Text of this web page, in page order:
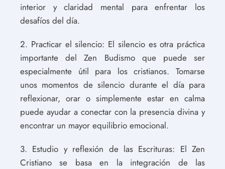
interior y claridad mental para enfrentar los
desafíos del día.
2. Practicar el silencio: El silencio es otra práctica
importante del Zen Budismo que puede ser
especialmente útil para los cristianos. Tomarse
unos momentos de silencio durante el día para
reflexionar, orar o simplemente estar en calma
puede ayudar a conectar con la presencia divina y
encontrar un mayor equilibrio emocional.
3. Estudio y reflexión de las Escrituras: El Zen
Cristiano se basa en la integración de las